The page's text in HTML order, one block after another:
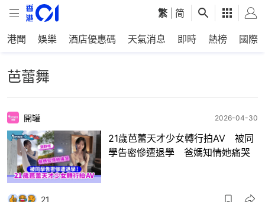
繁 简
港聞 娛樂 酒店優惠碼 天氣消息 即時 熱榜 國際
芭蕾舞
開罐 2026-04-30
21歲芭蕾天才少女轉行拍AV 被同
學告密慘遭退學 爸媽知情她痛哭
21